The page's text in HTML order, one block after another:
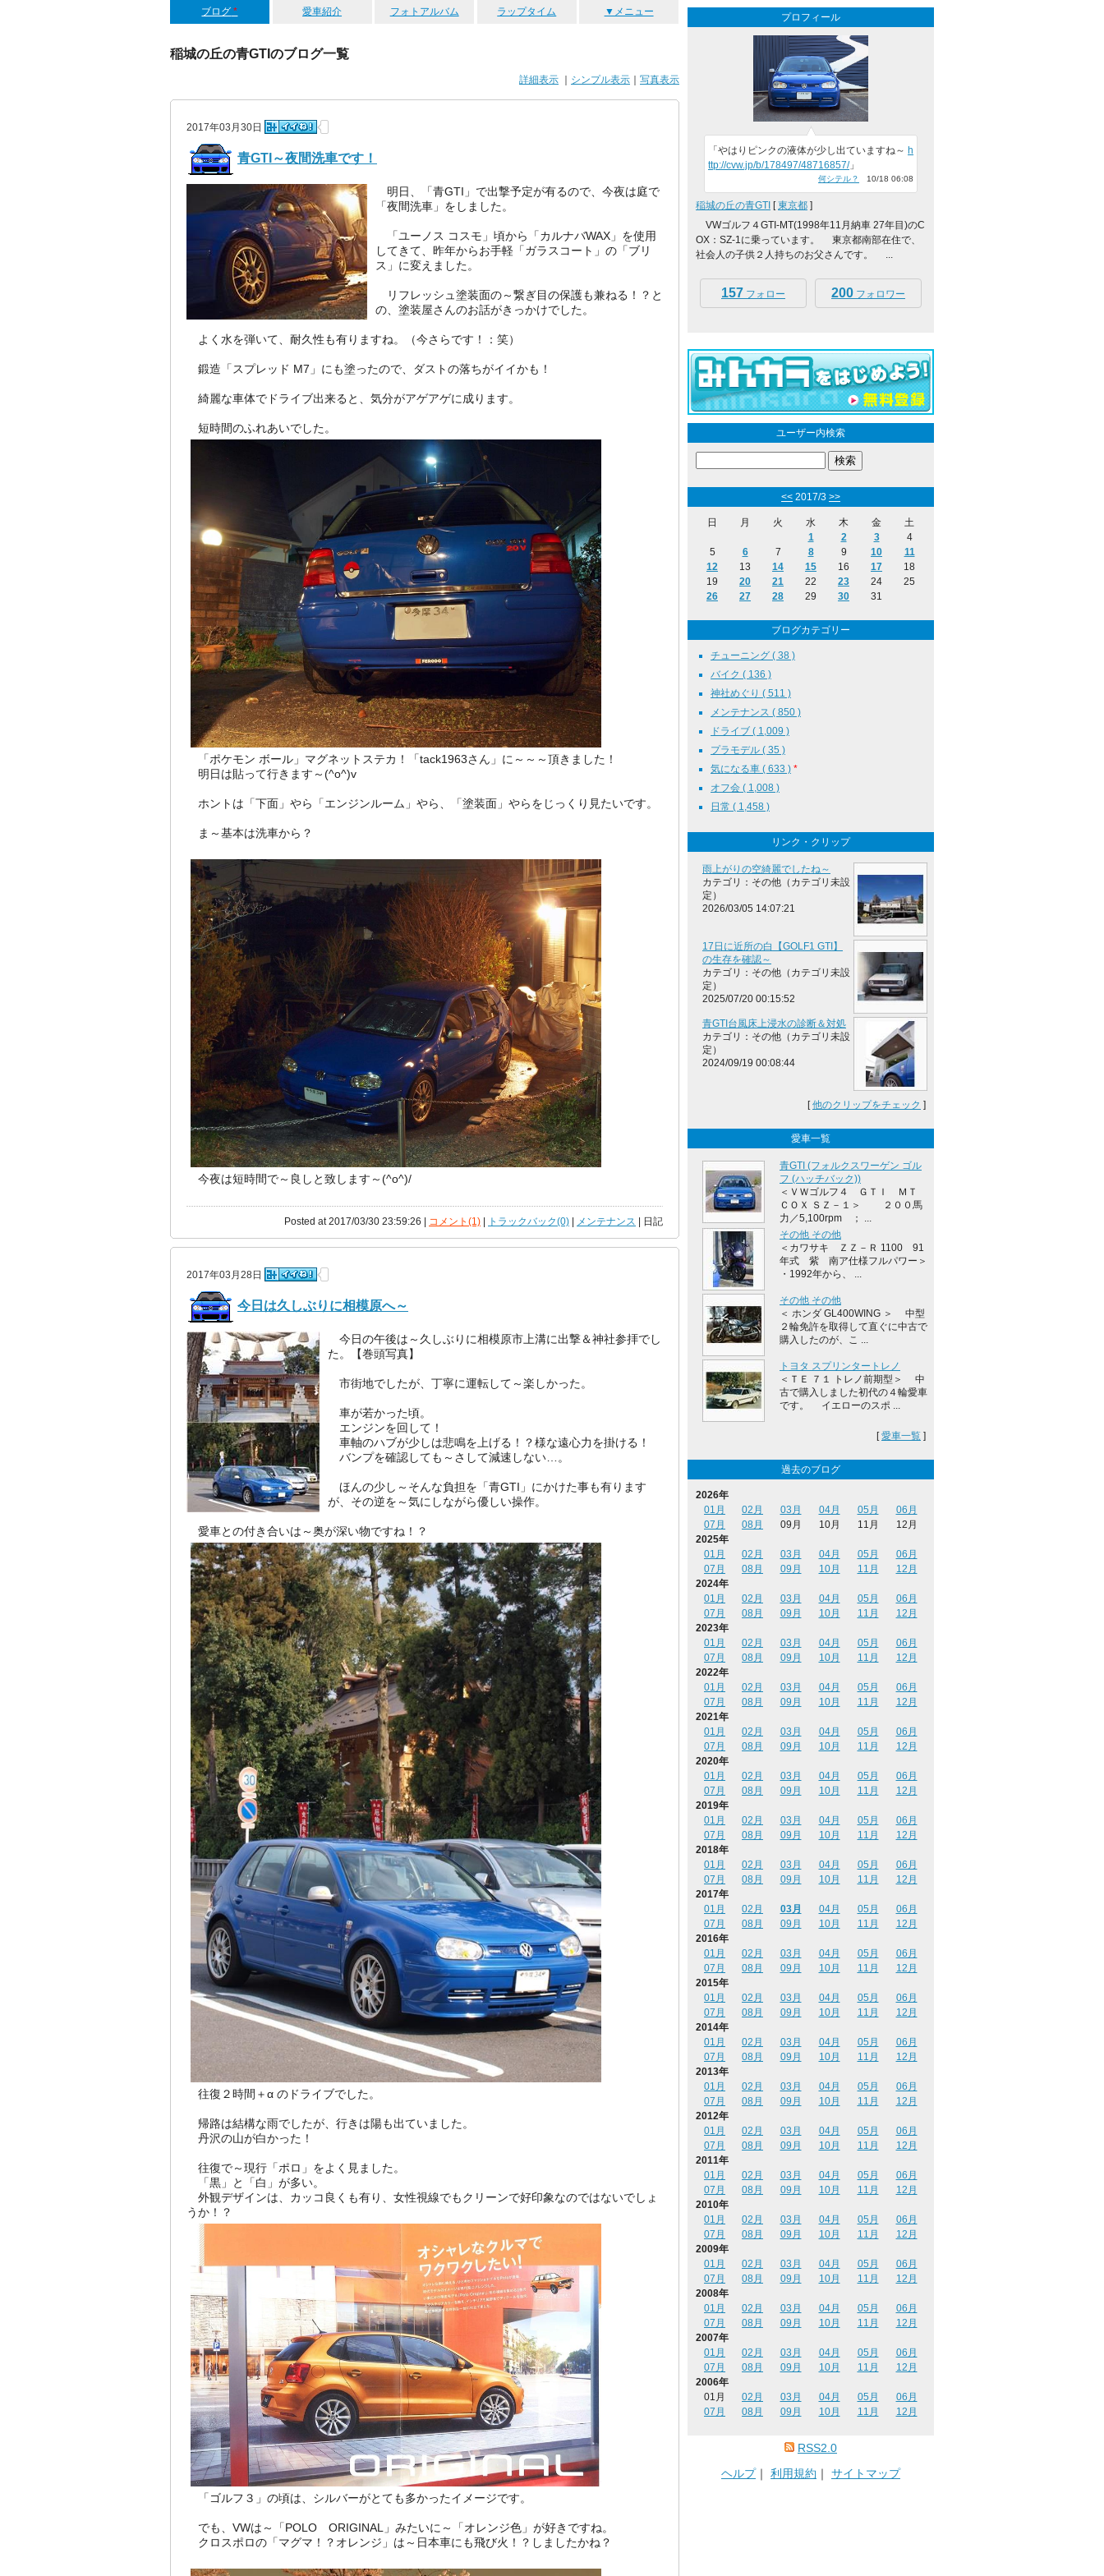
ブログ * 愛車紹介 フォトアルバム ラップタイム ▼メニュー
稲城の丘の青GTIのブログ一覧
詳細表示 シンプル表示 写真表示
2017年03月30日
青GTI～夜間洗車です！
明日、「青GTI」で出撃予定が有るので、今夜は庭で
「夜間洗車」をしました。
「ユーノス コスモ」頃から「カルナバWAX」を使用
してきて、昨年からお手軽「ガラスコート」の「ブリ
ス」に変えました。
リフレッシュ塗装面の～繋ぎ目の保護も兼ねる！？と
の、塗装屋さんのお話がきっかけでした。
よく水を弾いて、耐久性も有りますね。（今さらです！：笑）
鍛造「スプレッド M7」にも塗ったので、ダストの落ちがイイかも！
綺麗な車体でドライブ出来ると、気分がアゲアゲに成ります。
短時間のふれあいでした。
「ポケモン ボール」マグネットステカ！「tack1963さん」に～～～頂きました！
明日は貼って行きます～(^o^)v
ホントは「下面」やら「エンジンルーム」やら、「塗装面」やらをじっくり見たいです。
ま～基本は洗車から？
今夜は短時間で～良しと致します～(^o^)/
Posted at 2017/03/30 23:59:26 | コメント(1) トラックバック(0) メンテナンス | 日記
2017年03月28日
今日は久しぶりに相模原へ～
今日の午後は～久しぶりに相模原市上溝に出撃＆神社参拝でし
た。【巻頭写真】
市街地でしたが、丁寧に運転して～楽しかった。
車が若かった頃。
エンジンを回して！
車軸のハブが少しは悲鳴を上げる！？様な遠心力を掛ける！
バンプを確認しても～さして減速しない…。
ほんの少し～そんな負担を「青GTI」にかけた事も有ります
が、その逆を～気にしながら優しい操作。
愛車との付き合いは～奥が深い物ですね！？
往復２時間＋α のドライブでした。
帰路は結構な雨でしたが、行きは陽も出ていました。
丹沢の山が白かった！
往復で～現行「ポロ」をよく見ました。
「黒」と「白」が多い。
外観デザインは、カッコ良くも有り、女性視線でもクリーンで好印象なのではないでしょ
うか！？
「ゴルフ３」の頃は、シルバーがとても多かったイメージです。
でも、VWは～「POLO ORIGINAL」みたいに～「オレンジ色」が好きですね。
クロスポロの「マグマ！？オレンジ」は～日本車にも飛び火！？しましたかね？
プロフィール
「やはりピンクの液体が少し出ていますね～ h
ttp://cvw.jp/b/178497/48716857/」
何シテル？ 10/18 06:08
稲城の丘の青GTI [東京都 ]
VWゴルフ４GTI-MT(1998年11月納車 27年目)のC
OX：SZ-1に乗っています。 東京都南部在住で、
社会人の子供２人持ちのお父さんです。 ...
157 フォロー 200 フォロワー
ユーザー内検索
<< 2017/3 >>
日 月 火 水 木 金
土
1
2 3
4
5
6 7 8 9 10
11
12
13 14 15 16 17
18
19
20 21 22 23 24
25
26
27 28 29 30 31
ブログカテゴリー
チューニング ( 38 )
バイク ( 136 )
神社めぐり ( 511 )
メンテナンス ( 850 )
ドライブ ( 1,009 )
プラモデル ( 35 )
気になる車 ( 633 ) *
オフ会 ( 1,008 )
日常 ( 1,458 )
リンク・クリップ
雨上がりの空綺麗でしたね～
カテゴリ：その他（カテゴリ未設
定）
2026/03/05 14:07:21
17日に近所の白【GOLF1 GTI】
の生存を確認～
カテゴリ：その他（カテゴリ未設
定）
2025/07/20 00:15:52
青GTI台風床上浸水の診断＆対処
カテゴリ：その他（カテゴリ未設
定）
2024/09/19 00:08:44
[他のクリップをチェック ]
愛車一覧
青GTI (フォルクスワーゲン ゴル
フ (ハッチバック))
＜ＶＷゴルフ４ ＧＴＩ ＭＴ
ＣＯＸ ＳＺ－１＞ ２００馬
力／5,100rpm ； ...
その他 その他
＜カワサキ ＺＺ－Ｒ 1100 91
年式 紫 南ア仕様フルパワー＞
・1992年から、 ...
その他 その他
＜ ホンダ GL400WING ＞ 中型
２輪免許を取得して直ぐに中古で
購入したのが、こ ...
トヨタ スプリンタートレノ
＜ＴＥ ７１ トレノ前期型＞ 中
古で購入しました初代の４輪愛車
です。 イエローのスポ ...
[愛車一覧 ]
過去のブログ
2026年
01月
02月 03月 04月 05月
06月
07月
08月 09月 10月 11月
12月
2025年
01月
02月 03月 04月 05月
06月
07月
08月 09月 10月 11月
12月
2024年
01月
02月 03月 04月 05月
06月
07月
08月 09月 10月 11月
12月
2023年
01月
02月 03月 04月 05月
06月
07月
08月 09月 10月 11月
12月
2022年
01月
02月 03月 04月 05月
06月
07月
08月 09月 10月 11月
12月
2021年
01月
02月 03月 04月 05月
06月
07月
08月 09月 10月 11月
12月
2020年
01月
02月 03月 04月 05月
06月
07月
08月 09月 10月 11月
12月
2019年
01月
02月 03月 04月 05月
06月
07月
08月 09月 10月 11月
12月
2018年
01月
02月 03月 04月 05月
06月
07月
08月 09月 10月 11月
12月
2017年
01月
02月 03月 04月 05月
06月
07月
08月 09月 10月 11月
12月
2016年
01月
02月 03月 04月 05月
06月
07月
08月 09月 10月 11月
12月
2015年
01月
02月 03月 04月 05月
06月
07月
08月 09月 10月 11月
12月
2014年
01月
02月 03月 04月 05月
06月
07月
08月 09月 10月 11月
12月
2013年
01月
02月 03月 04月 05月
06月
07月
08月 09月 10月 11月
12月
2012年
01月
02月 03月 04月 05月
06月
07月
08月 09月 10月 11月
12月
2011年
01月
02月 03月 04月 05月
06月
07月
08月 09月 10月 11月
12月
2010年
01月
02月 03月 04月 05月
06月
07月
08月 09月 10月 11月
12月
2009年
01月
02月 03月 04月 05月
06月
07月
08月 09月 10月 11月
12月
2008年
01月
02月 03月 04月 05月
06月
07月
08月 09月 10月 11月
12月
2007年
01月
02月 03月 04月 05月
06月
07月
08月 09月 10月 11月
12月
2006年
01月
02月 03月 04月 05月
06月
07月
08月 09月 10月 11月 12月
RSS2.0
ヘルプ｜ 利用規約 ｜ サイトマップ